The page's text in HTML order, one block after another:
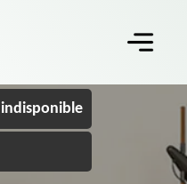
indisponible